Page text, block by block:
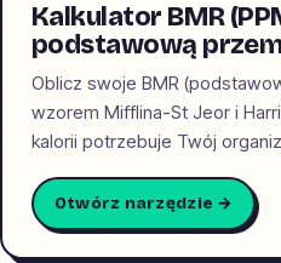
Kalkulator BMR
podstawową
Oblicz swoje BMR
wzorem Mifflina-St Jeor i
kalorii potrzebuje Twój
Otwórz narzędzie →